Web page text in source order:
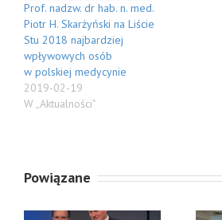
Prof. nadzw. dr hab. n. med.
Piotr H. Skarżyński na Liście
Stu 2018 najbardziej
wpływowych osób
w polskiej medycynie
2019-02-19
W „Aktualności"
Powiązane